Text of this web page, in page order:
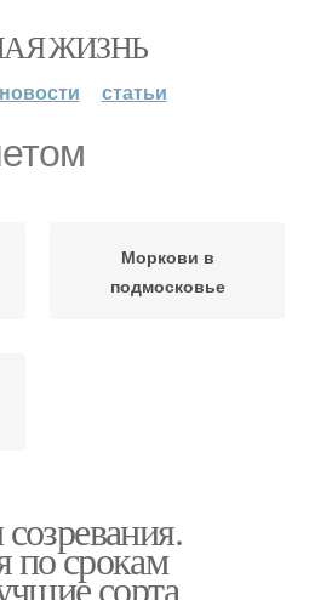
ЖИЗНЬ
новости статьи
Моркови в
подмосковье
по срокам
сорта